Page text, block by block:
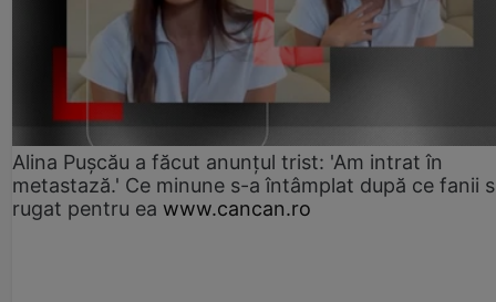
Alina Pușcău a făcut anunțul trist: 'Am intrat în
metastază.' Ce minune s-a întâmplat după ce fanii
rugat pentru ea www.cancan.ro